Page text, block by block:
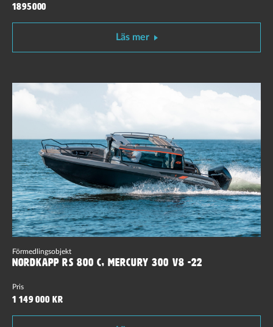
1895000
Läs mer
Förmedlingsobjekt
Nordkapp RS 800 C, Mercury 300 V8 -22
Pris
1 149 000 kr